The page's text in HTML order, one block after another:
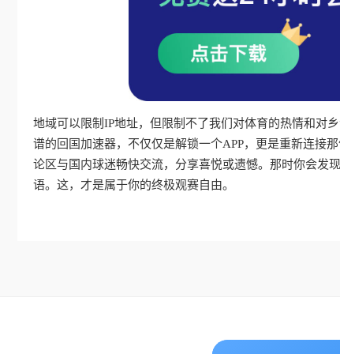
地域可以限制IP地址，但限制不了我们对体育的热情和对
谱的回国加速器，不仅仅是解锁一个APP，更是重新连接
论区与国内球迷畅快交流，分享喜悦或遗憾。那时你会发
语。这，才是属于你的终极观赛自由。